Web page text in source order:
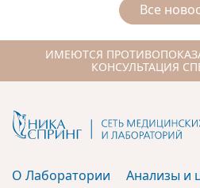
Все
ИМЕЮТСЯ
КОНСУЛЬТАЦИЯ
О Лаборатории Анализы и